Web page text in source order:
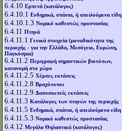
6.4.10 Ερπετά (κατάλογος)
6.4.10.1 Ενδημικά, σπάνια, ή απειλούμενα είδη
6.4.10.1.3 Νομικό καθεστώς προστασίας
6.4.11 Πτηνά
6.4.11.1 Γενικά στοιχεία (μοναδικότητα της
περιοχής - για την Ελλάδα, Μεσόγειο, Ευρώπη,
Παγκόσμια)
6.4.11.2 Περιγραφή σημαντικών βιοτόπων,
κατανομή στο χώρο
6.4.11.2.5 Χέρσες εκτάσεις
6.4.11.2.8 Βραχότοποι
6.4.11.2.9 Δασοσκεπείς εκτάσεις
6.4.11.3 Κατάλογος των πτηνών της περιοχής
6.4.11.5 Ενδημικά, σπάνια, ή απειλούμενα είδη
6.4.11.5.3 Νομικό καθεστώς προστασίας
6.4.12 Μεγάλα Θηλαστικά (κατάλογος)